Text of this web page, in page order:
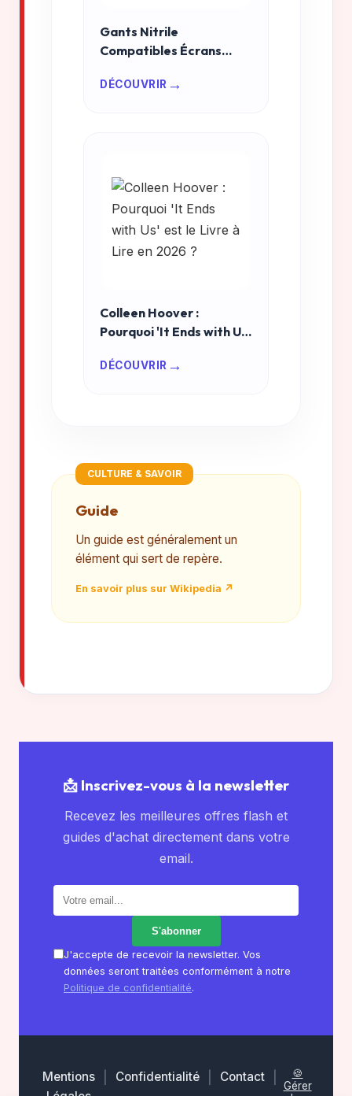
Gants Nitrile
Compatibles Écrans
Ultime pour Choisir Sans
DÉCOUVRIR →
Colleen Hoover :
Pourquoi 'It Ends with Us'
2026 ?
DÉCOUVRIR →
CULTURE & SAVOIR
Guide
Un guide est généralement un
élément qui sert de repère.
En savoir plus sur Wikipedia ↗
📩 Inscrivez-vous à la newsletter
Recevez les meilleures offres flash et
guides d'achat directement dans votre
email.
S'abonner
la
newsletter
J'accepte de recevoir la newsletter. Vos
données seront traitées conformément à notre
Politique de confidentialité.
Mentions
Confidentialité Contact
🍪
Gérer